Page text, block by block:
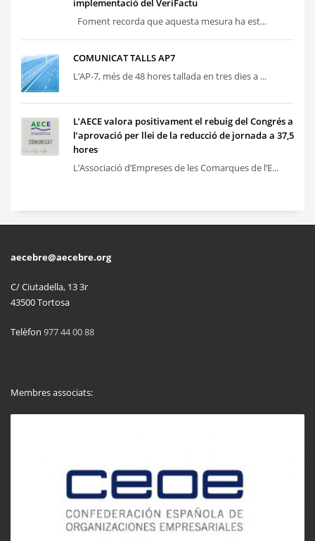
Foment recorda que aquesta mesura ha est...
COMUNICAT TALLS AP7
L’AP-7, més de 48 hores tallada en tres dies a ...
L’AECE valora positivament el rebuig del Congrés a
l’aprovació per llei de la reducció de jornada a 37,5
hores
L’Associació d’Empreses de les Comarques de l’E...
aecebre@aecebre.org
C/ Ciutadella, 13 3r
43500 Tortosa
Telèfon 977 44 00 88
Membres associats: